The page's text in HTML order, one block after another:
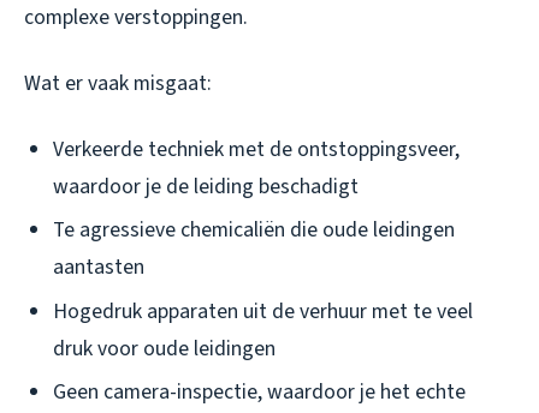
complexe verstoppingen.
Wat er vaak misgaat:
Verkeerde techniek met de ontstoppingsveer,
waardoor je de leiding beschadigt
Te agressieve chemicaliën die oude leidingen
aantasten
Hogedruk apparaten uit de verhuur met te veel
druk voor oude leidingen
Geen camera-inspectie, waardoor je het echte